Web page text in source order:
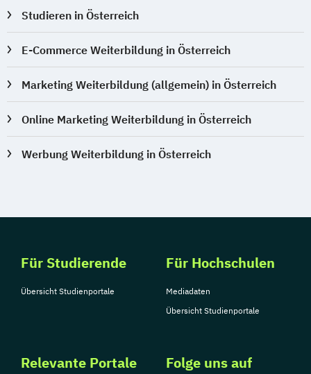
Studieren in Österreich
E-Commerce Weiterbildung in Österreich
Marketing Weiterbildung (allgemein) in Österreich
Online Marketing Weiterbildung in Österreich
Werbung Weiterbildung in Österreich
Für Studierende
Übersicht Studienportale
Für Hochschulen
Mediadaten
Übersicht Studienportale
Relevante Portale Folge uns auf